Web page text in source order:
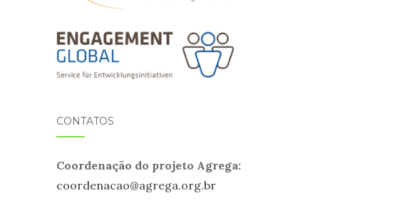
CONTATOS
Coordenação do projeto Agrega:
coordenacao@agrega.org.br